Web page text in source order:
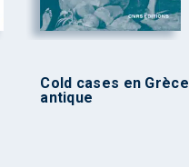
Cold cases en Grèce
antique